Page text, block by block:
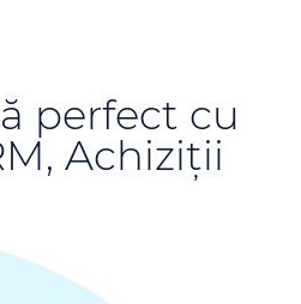
perfect cu
Achiziții